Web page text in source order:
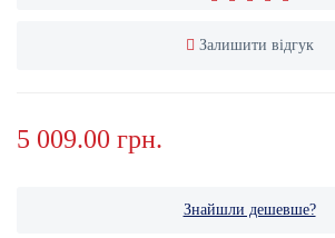
Залишити відгук
5 009.00 грн.
Знайшли дешевше?